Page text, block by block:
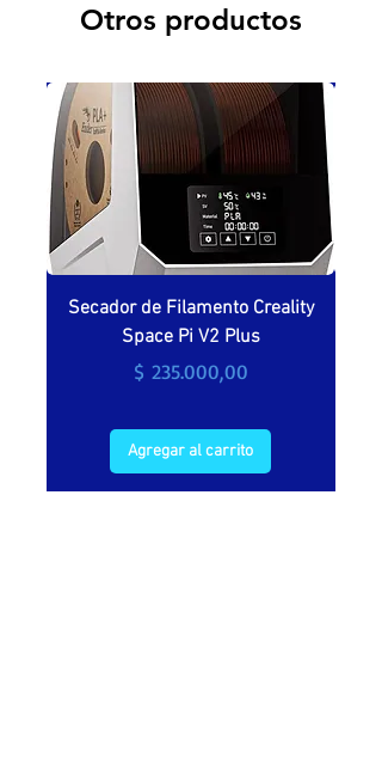
Otros productos
Secador de Filamento Creality
Space Pi V2 Plus
Precio
$ 235.000,00
Agregar al carrito